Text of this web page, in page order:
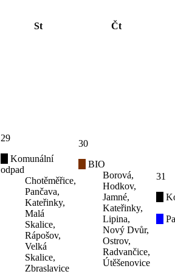
St Čt
29
Komunální
odpad
Chotěměřice,
Pančava,
Kateřinky,
Malá
Skalice,
Rápošov,
Velká
Skalice,
Zbraslavice
30
BIO
Borová,
Hodkov,
Jamné,
Kateřinky,
Lipina,
Nový Dvůr,
Ostrov,
Radvančice,
Útěšenovice
31